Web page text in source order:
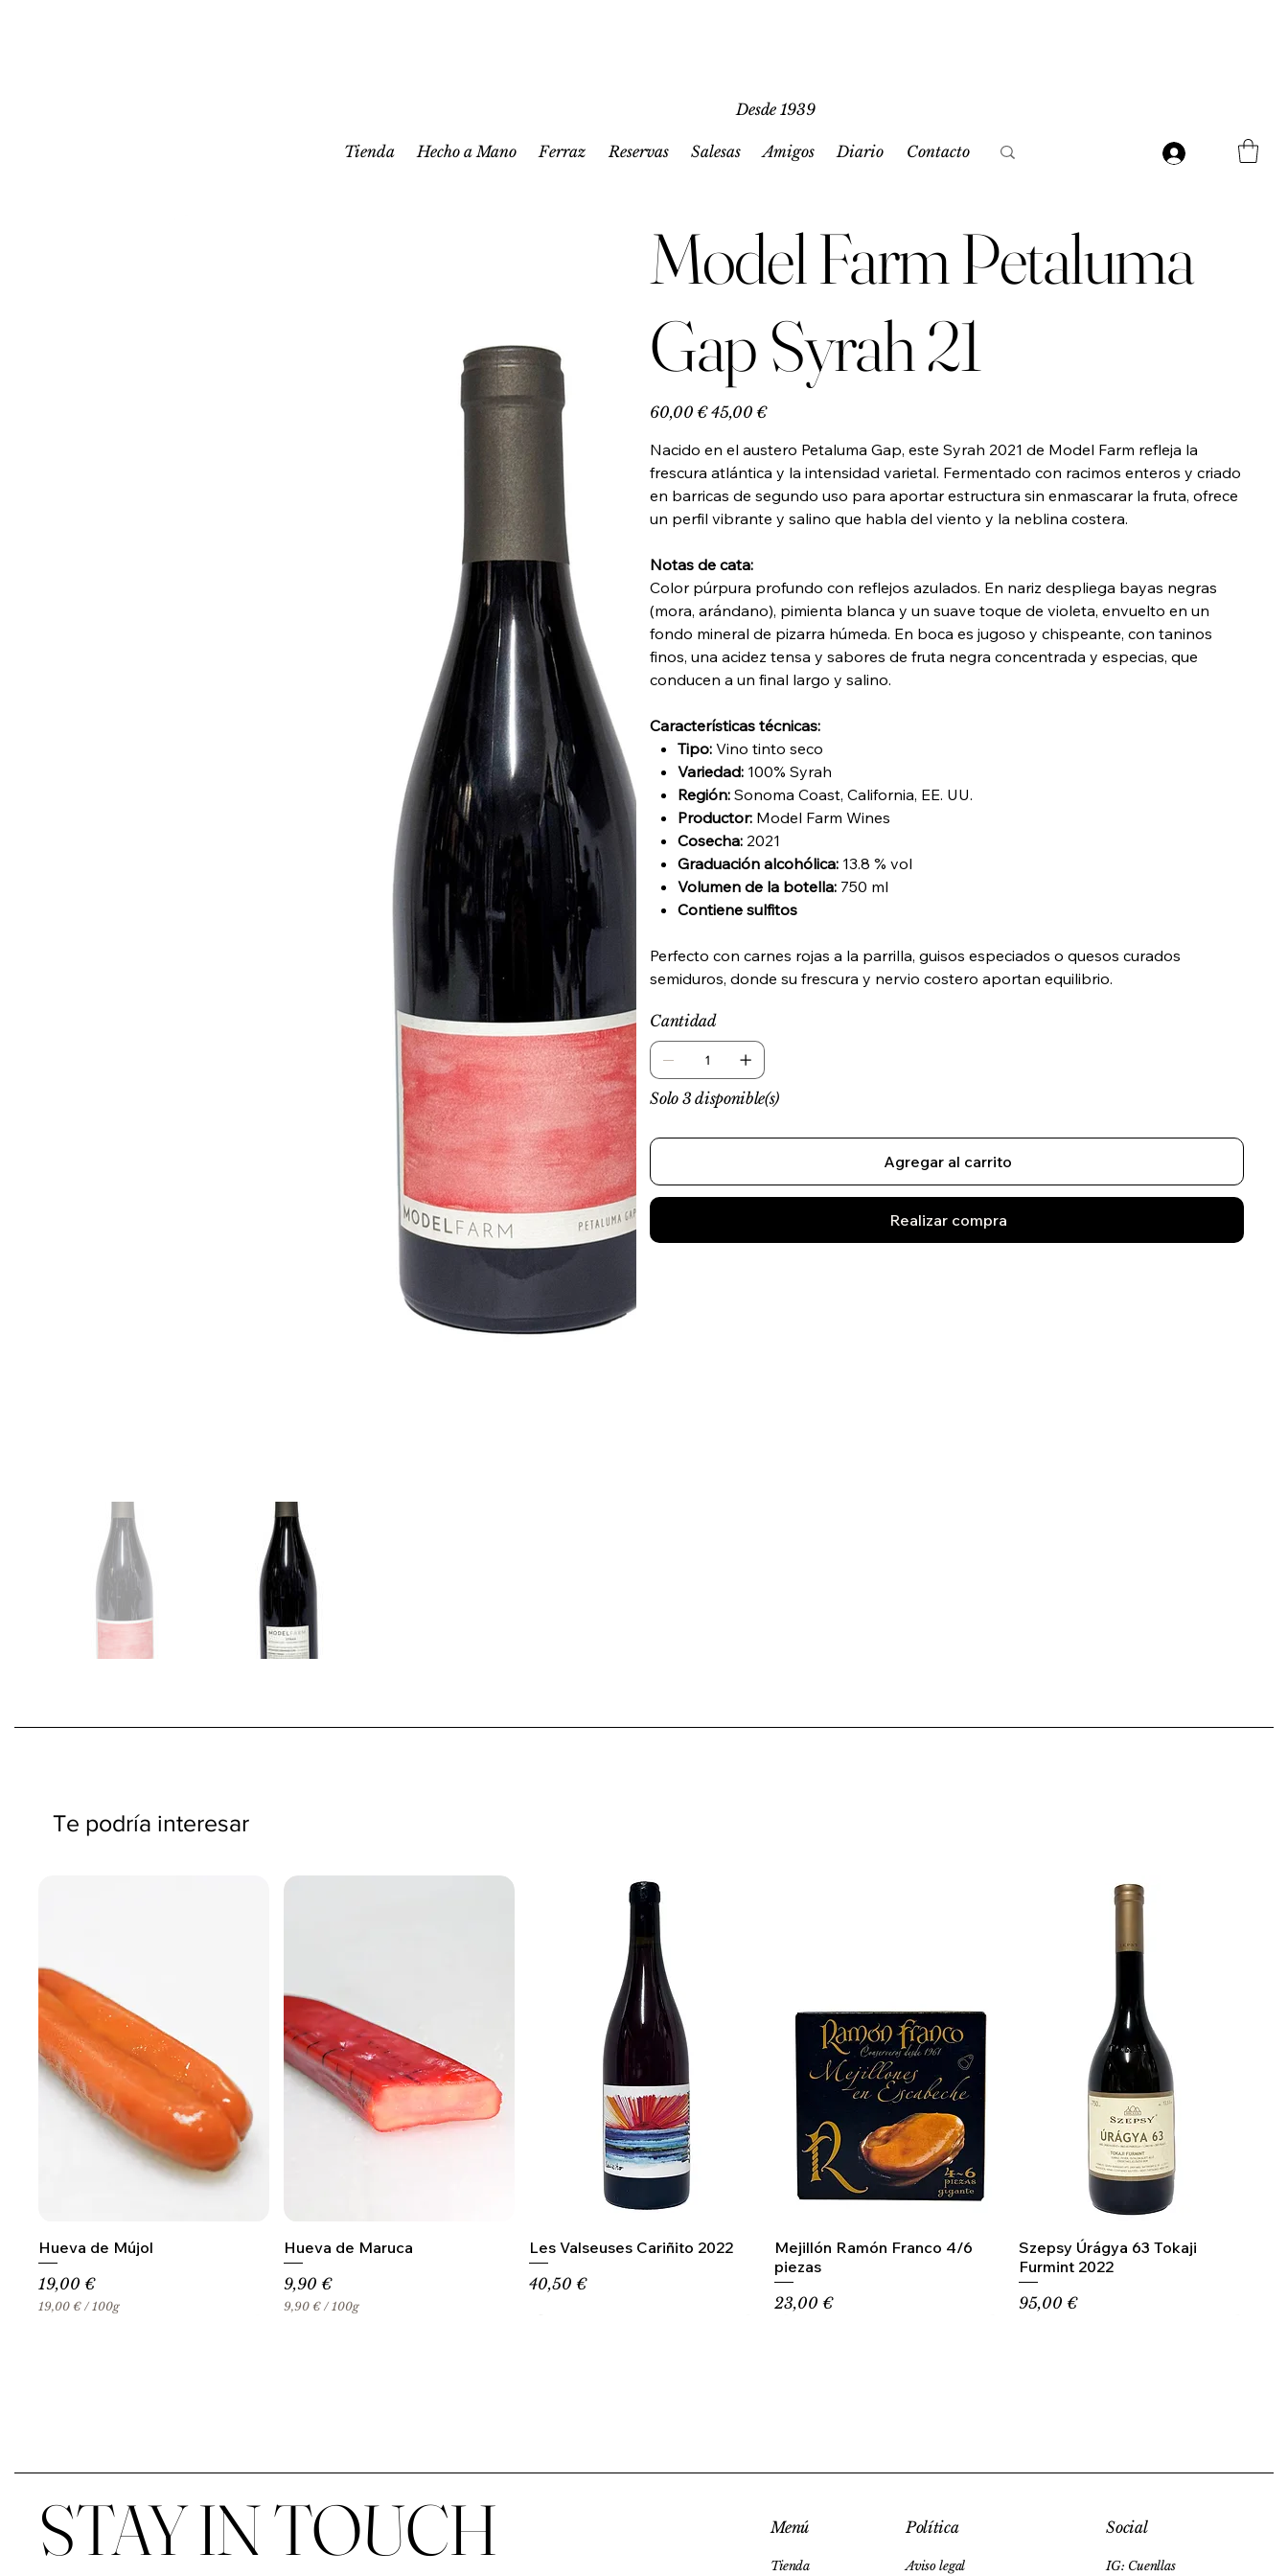
Tienda Hecho a Mano Ferraz Reservas Salesas Amigos Diario Contacto
Desde 1939
Model Farm Petaluma
Gap Syrah 21
Precio
original
60,00 €
Precio
de
45,00 €
Nacido en el austero Petaluma Gap, este Syrah 2021 de Model Farm refleja la
frescura atlántica y la intensidad varietal. Fermentado con racimos enteros y criado
en barricas de segundo uso para aportar estructura sin enmascarar la fruta, ofrece
un perfil vibrante y salino que habla del viento y la neblina costera.
Notas de cata:
Color púrpura profundo con reflejos azulados. En nariz despliega bayas negras
(mora, arándano), pimienta blanca y un suave toque de violeta, envuelto en un
fondo mineral de pizarra húmeda. En boca es jugoso y chispeante, con taninos
finos, una acidez tensa y sabores de fruta negra concentrada y especias, que
conducen a un final largo y salino.
Características técnicas:
Tipo: Vino tinto seco
Variedad: 100% Syrah
Región: Sonoma Coast, California, EE. UU.
Productor: Model Farm Wines
Cosecha: 2021
Graduación alcohólica: 13.8 % vol
Volumen de la botella: 750 ml
Contiene sulfitos
Perfecto con carnes rojas a la parrilla, guisos especiados o quesos curados
semiduros, donde su frescura y nervio costero aportan equilibrio.
Cantidad
Solo 3 disponible(s)
Agregar al carrito
Realizar compra
Te podría interesar
Hueva de Mújol
Precio
19,00 €
19,00 € / 100g
1
G
a
Hueva de Maruca
Precio
9,90 €
9,90 € / 100g
0
G
m
Les Valseuses Cariñito 2022
Precio
40,50 €
Mejillón Ramón Franco 4/6
piezas
Precio
23,00 €
Szepsy Úrágya 63 Tokaji
Furmint 2022
Precio
95,00 €
STAY IN TOUCH Menú
Tienda
Política
Aviso legal
Social
IG: Cuenllas